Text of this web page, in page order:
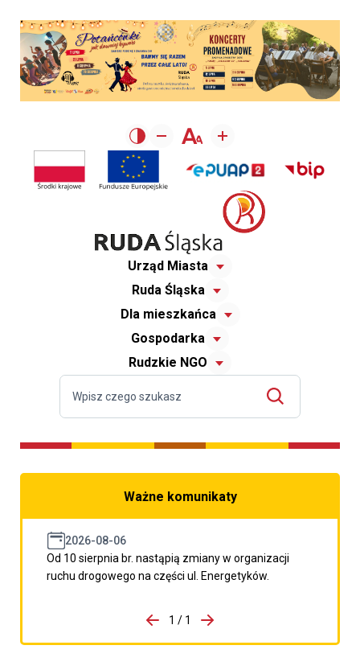
Urząd Miasta
Ruda Śląska
Dla mieszkańca
Gospodarka
Rudzkie NGO
Ważne komunikaty
2026-08-06
Od 10 sierpnia br. nastąpią zmiany w organizacji
ruchu drogowego na części ul. Energetyków.
porzpedniego komunikatu
1 / 1
Przejdź do następnego